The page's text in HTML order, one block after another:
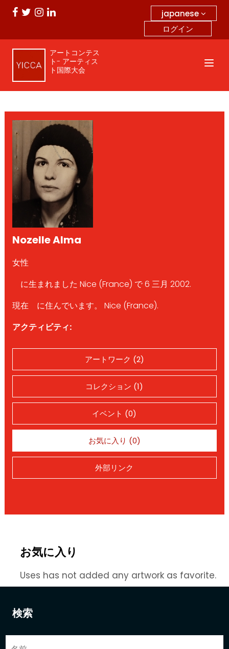
japanese
ログイン
アートコンテス
ト- アーティス
ト国際大会
検索
Nozelle Alma
女性
に生まれました Nice (France) で 6 三月 2002.
現在 に住んでいます。 Nice (France).
アクティビティ:
アートワーク (2)
コレクション (1)
イベント (0)
お気に入り (0)
外部リンク
お気に入り
Uses has not added any artwork as favorite.